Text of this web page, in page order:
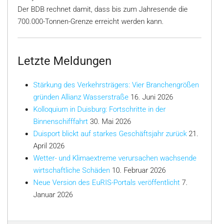
Der BDB rechnet damit, dass bis zum Jahresende die
700.000-Tonnen-Grenze erreicht werden kann.
Letzte Meldungen
Stärkung des Verkehrsträgers: Vier Branchengrößen
gründen Allianz Wasserstraße 16. Juni 2026
Kolloquium in Duisburg: Fortschritte in der
Binnenschifffahrt 30. Mai 2026
Duisport blickt auf starkes Geschäftsjahr zurück 21.
April 2026
Wetter- und Klimaextreme verursachen wachsende
wirtschaftliche Schäden 10. Februar 2026
Neue Version des EuRIS-Portals veröffentlicht 7.
Januar 2026